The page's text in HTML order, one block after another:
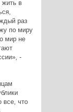
жить в
раз
по миру
мир не
-
все, что